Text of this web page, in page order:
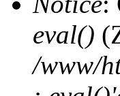
eval()
/www/